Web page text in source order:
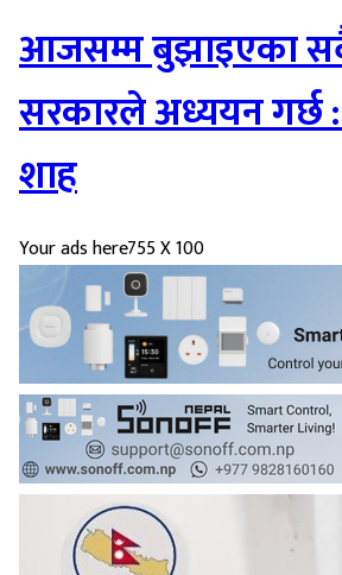
आजसम्म बुझाइएका
सरकारले अध्ययन गर्छ :
शाह
Your ads here755 X 100